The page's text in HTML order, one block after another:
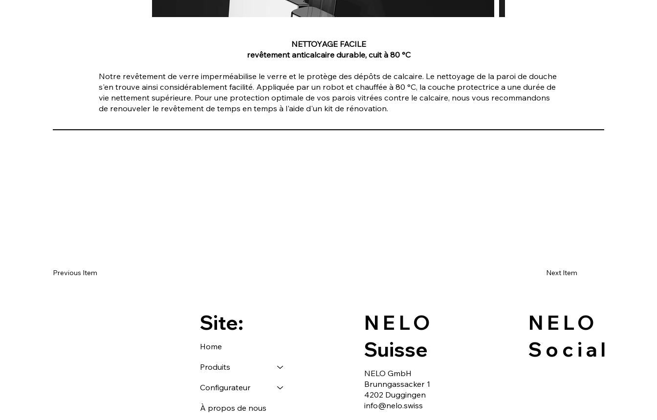
Next Item
Previous Item
NETTOYAGE FACILE
revêtement anticalcaire durable, cuit à 80 °C
Notre revêtement de verre imperméabilise le verre et le protège des dépôts de calcaire. Le nettoyage de la paroi de douche
s'en trouve ainsi considérablement facilité. Appliquée par un robot et chauffée à 80 °C, la couche protectrice a une durée de
vie nettement supérieure. Pour une protection optimale de vos parois vitrées contre le calcaire, nous vous recommandons
de renouveler le revêtement de temps en temps à l'aide d'un kit de rénovation.
Site:
Home
Produits
Configurateur
À propos de nous
NELO
Suisse
NELO GmbH
Brunngassacker 1
4202 Duggingen
info@nelo.swiss
NELO
Social